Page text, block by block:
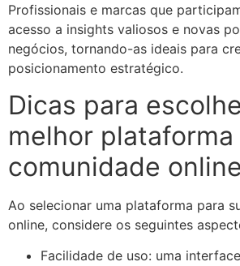
Profissionais e marcas que
acesso a insights valiosos e novas
negócios, tornando-as ideais para
posicionamento estratégico.
Dicas para
melhor plataforma
comunidade online
Ao selecionar uma plataforma para
online, considere os seguintes
Facilidade de uso: uma